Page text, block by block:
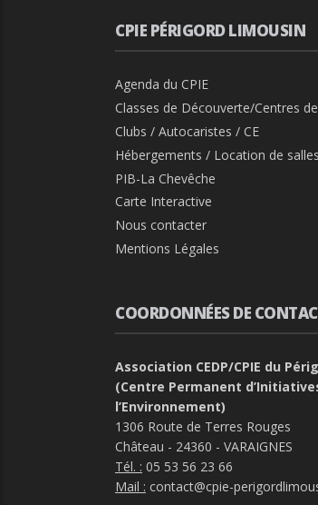
CPIE PÉRIGORD LIMOUSIN
Agenda du CPIE
Classes de Découverte/Centres
Clubs / Autocaristes / CE
Hébergements / Location de salles
PIB-La Chevêche
Carte Interactive
Nous contacter
Mentions Légales
COORDONNÉES DE
Association CEDP/CPIE du
(Centre Permanent
l’Environnement)
1306 Route de Terres Rouges
Château - 24360 - VARAIGNES
Tél. : 05 53 56 23 66
Mail : contact@cpie-